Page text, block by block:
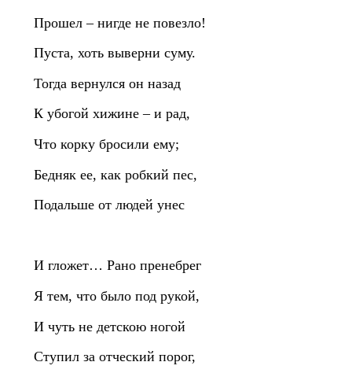
Прошел – нигде не повезло!
Пуста, хоть выверни суму.
Тогда вернулся он назад
К убогой хижине – и рад,
Что корку бросили ему;
Бедняк ее, как робкий пес,
Подальше от людей унес
И гложет… Рано пренебрег
Я тем, что было под рукой,
И чуть не детскою ногой
Ступил за отческий порог,